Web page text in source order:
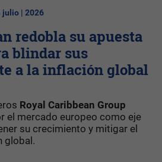
julio | 2026
redobla su apuesta
blindar sus
a la inflación global
Royal Caribbean Group
el mercado europeo como eje
su crecimiento y mitigar el
global.